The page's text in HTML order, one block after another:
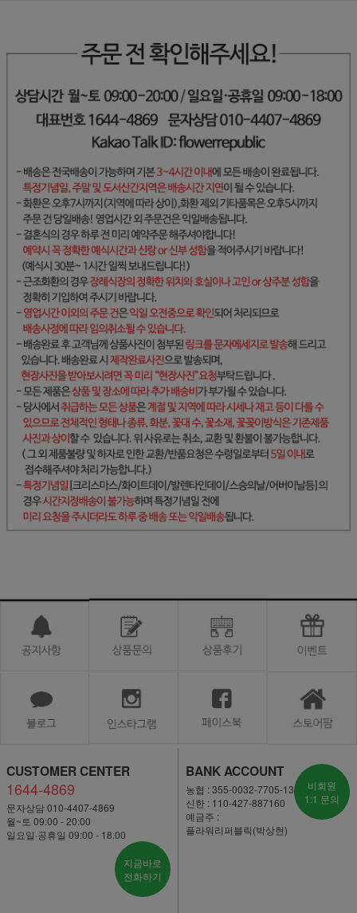
CUSTOMER CENTER
1644-4869
문자상담 010-4407-4869
월~토 09:00 - 20:00
일요일·공휴일 09:00 - 18:00
지금바로
전화하기
BANK ACCOUNT
농협 : 355-0032-7705-13
신한 : 110-427-887160
예금주 :
플라워리퍼블릭(박상현)
비회원
1:1 문의